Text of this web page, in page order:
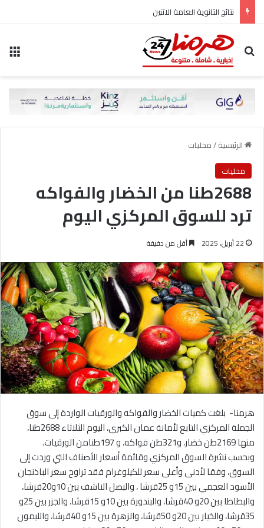
نتائج الثانوية العامة الاثنين
بحث عن
الرئيسية/محليات
محليات
2688طنا من الخضار والفواكه
ترد للسوق المركزي اليوم
22 أبريل، 2025 أقل من دقيقة
هرمنا- بلغت كميات الخضار والفواكه والورقيات الواردة إلى سوق
الجملة المركزي التابع لأمانة عمان الكبرى، اليوم الثلاثاء 2688طنا،
منها 2169طن خضار، و321طن فواكه، و 197طنامن الورقيات.
وبحسب نشرة السوق المركزي وقائمة أسعار الأصناف التي وردت إلى
السوق، وفقا لأدنى وأعلى سعر للكيلوغرام فقد تراوح سعر الباذنجان
الأسود العجمي بين 15و 25قرشا ، والبصل الناشف بين 10و20قرشا،
والبطاطا بين 20و 40قرشا، والبندورة بين 10و 15قرشا، والجزر بين 25و
35قرشا، والخيار بين 20و 50قرشا، والزهرة بين 15و 40قرشا، والليمون